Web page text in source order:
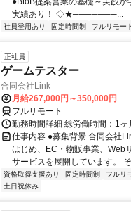
実績あり！ ◇★───────...
社員登用あり 固定時間制 フルリモー
正社員
ゲームテスター
合同会社Link
月給267,000円～350,000円
フルリモート
勤務時間詳細 総労働時間：1
仕事内容 ●募集背景 合同会社
はじめ、EC・物販事業、Web
サービスを展開しています。
資格取得支援あり 固定時間制 フルリ
土日祝休み